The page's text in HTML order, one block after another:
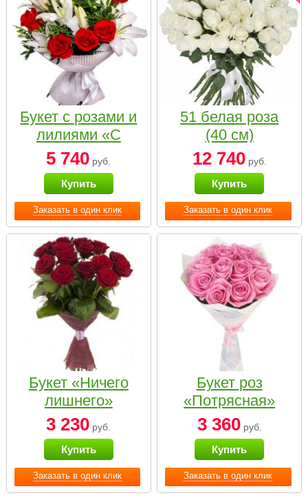
Заказать в один клик
Букет с розами и
лилиями «С
наилучшими
пожеланиями»
5 740 руб.
Купить
Заказать в один клик
51 белая роза
(40 см)
12 740руб.
Купить
Заказать в один клик
Букет «Ничего
лишнего»
3 230 руб.
Купить
Заказать в один клик
Букет роз
«Потрясная»
3 360руб.
Купить